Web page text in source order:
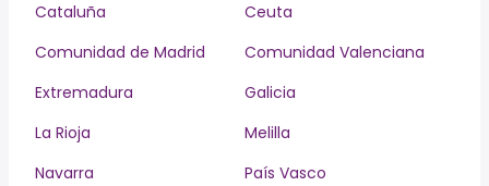
Cataluña
Ceuta
Comunidad de Madrid
Comunidad Valenciana
Extremadura
Galicia
La Rioja
Melilla
Navarra
País Vasco